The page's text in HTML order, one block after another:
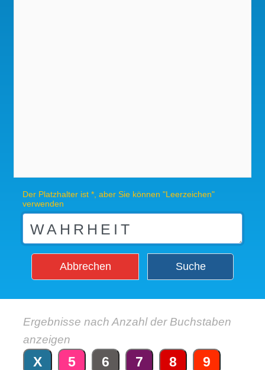
Der Platzhalter ist *, aber Sie können "Leerzeichen"
verwenden
Abbrechen Suche
Ergebnisse nach Anzahl der Buchstaben
anzeigen
X 5 6 7 8
9